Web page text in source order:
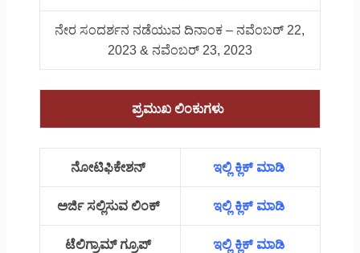
ನೇರ ಸಂದರ್ಶನ ನಡೆಯುವ ದಿನಾಂಕ – ನವೆಂಬರ್ 22,
2023 & ನವೆಂಬರ್ 23, 2023
ಪ್ರಮುಖ ಲಿಂಕುಗಳು
ನೋಟಿಫಿಕೇಶನ್ ಇಲ್ಲಿ ಕ್ಲಿಕ್ ಮಾಡಿ
ಅರ್ಜಿ ಸಲ್ಲಿಸುವ ಲಿಂಕ್ ಇಲ್ಲಿ ಕ್ಲಿಕ್ ಮಾಡಿ
ಟೆಲಿಗ್ರಾಮ್ ಗ್ರೂಪ್ ಇಲ್ಲಿ ಕ್ಲಿಕ್ ಮಾಡಿ